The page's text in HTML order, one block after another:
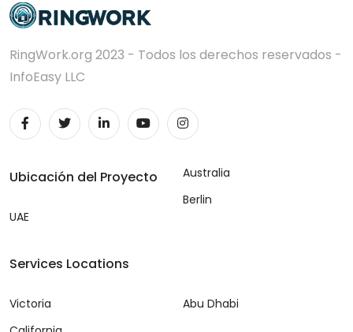
RingWork.org 2023 - Todos los derechos reservados -
InfoEasy LLC
Ubicación del Proyecto
UAE
Australia
Berlin
Services Locations
Victoria
Abu Dhabi